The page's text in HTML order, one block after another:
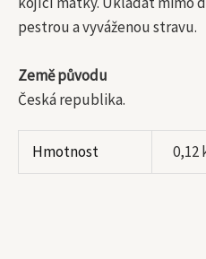
pestrou a vyváženou stravu.
Země původu
Česká republika.
Hmotnost 0,12